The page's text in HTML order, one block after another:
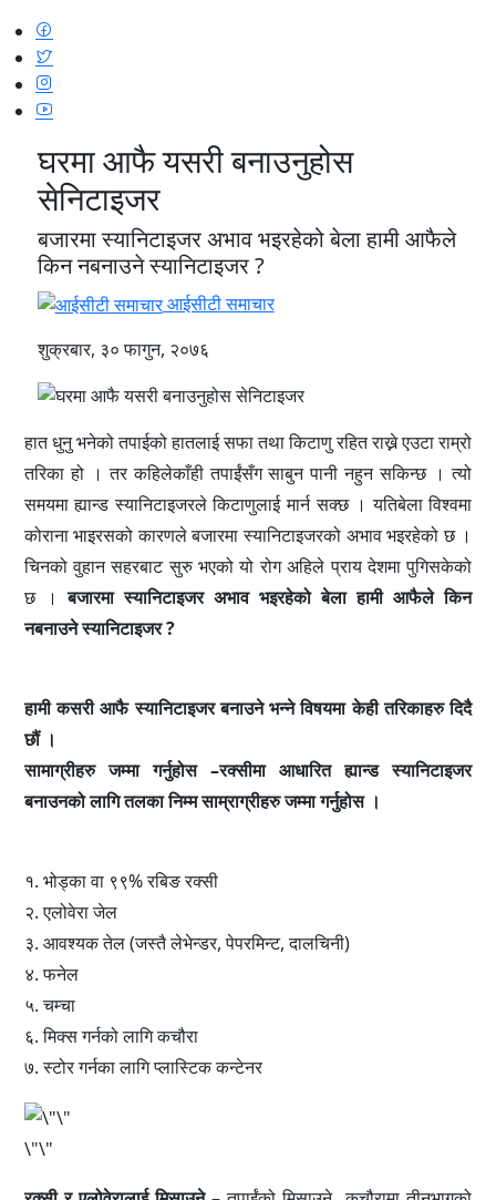
घरमा आफै यसरी बनाउनुहोस
सेनिटाइजर
बजारमा स्यानिटाइजर अभाव भइरहेको बेला हामी आफैले
किन नबनाउने स्यानिटाइजर ?
आईसीटी समाचार
शुक्रबार, ३० फागुन, २०७६
हात धुनु भनेको तपाईको हातलाई सफा तथा किटाणु रहित राख्ने एउटा राम्रो
तरिका हो । तर कहिलेकाँही तपाईंसँग साबुन पानी नहुन सकिन्छ । त्यो
समयमा ह्यान्ड स्यानिटाइजरले किटाणुलाई मार्न सक्छ । यतिबेला विश्वमा
कोराना भाइरसको कारणले बजारमा स्यानिटाइजरको अभाव भइरहेको छ ।
चिनको वुहान सहरबाट सुरु भएको यो रोग अहिले प्राय देशमा पुगिसकेको
छ ।बजारमा स्यानिटाइजर अभाव भइरहेको बेला हामी आफैले किन
नबनाउने स्यानिटाइजर ?
हामी कसरी आफै स्यानिटाइजर बनाउने भन्ने विषयमा केही तरिकाहरु दिदै
छौं ।
सामाग्रीहरु जम्मा गर्नुहोस –रक्सीमा आधारित ह्यान्ड स्यानिटाइजर
बनाउनको लागि तलका निम्म साम्राग्रीहरु जम्मा गर्नुहोस ।
१. भोड्का वा ९९% रबिङ रक्सी
२. एलोवेरा जेल
३. आवश्यक तेल (जस्तै लेभेन्डर, पेपरमिन्ट, दालचिनी)
४. फनेल
५. चम्चा
६. मिक्स गर्नको लागि कचौरा
७. स्टोर गर्नका लागि प्लास्टिक कन्टेनर
\"\"